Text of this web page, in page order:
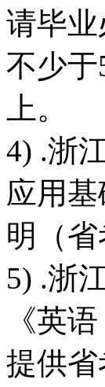
请毕
不少
上。
4) .浙
应用
明（
5) .浙
《英
提供